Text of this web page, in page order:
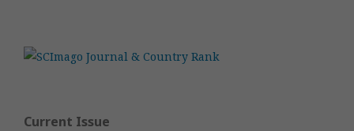
Current Issue